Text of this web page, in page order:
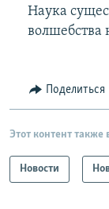
Наука
волшебства
Поделиться
Этот контент также
Новости